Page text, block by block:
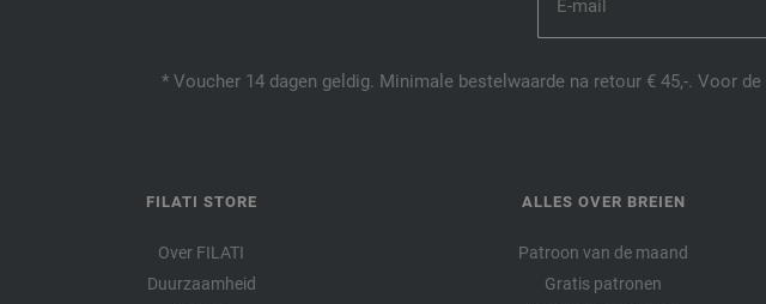
* Voucher 14 dagen geldig. Minimale bestelwaarde na retour € 45,-. Voor
FILATI STORE
Over FILATI
Duurzaamheid
ALLES OVER BREIEN
Patroon van de maand
Gratis patronen